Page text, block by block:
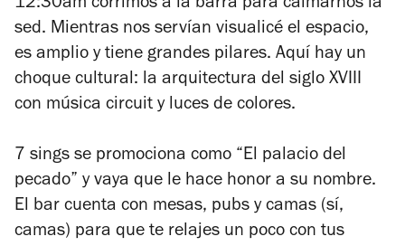
12:30am corrimos a la barra para calmarnos la
sed. Mientras nos servían visualicé el espacio,
es amplio y tiene grandes pilares. Aquí hay un
choque cultural: la arquitectura del siglo XVIII
con música circuit y luces de colores.
7 sings se promociona como “El palacio del
pecado” y vaya que le hace honor a su nombre.
El bar cuenta con mesas, pubs y camas (sí,
camas) para que te relajes un poco con tus